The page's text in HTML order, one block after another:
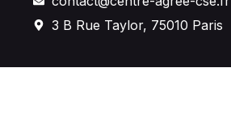
3 B Rue Taylor, 75010 Paris